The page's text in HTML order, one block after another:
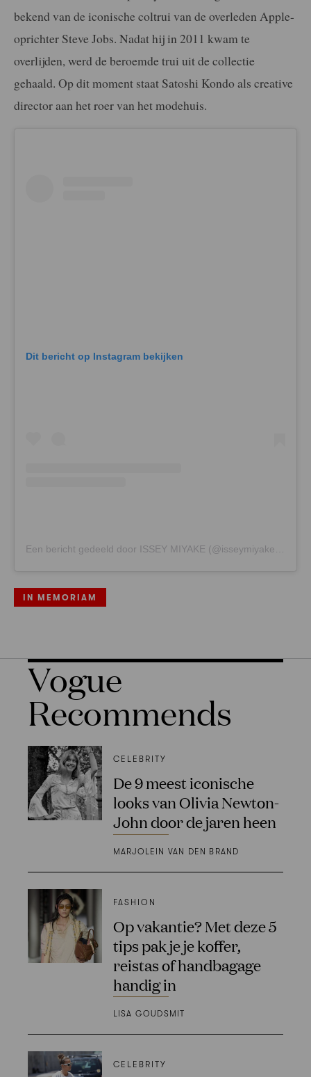
bekend van de iconische coltrui van de overleden Apple-
oprichter Steve Jobs. Nadat hij in 2011 kwam te
overlijden, werd de beroemde trui uit de collectie
gehaald. Op dit moment staat Satoshi Kondo als creative
director aan het roer van het modehuis.
Dit bericht op Instagram bekijken
Een bericht gedeeld door ISSEY MIYAKE (@isseymiyakeofficial)
IN MEMORIAM
Vogue
Recommends
CELEBRITY
De 9 meest iconische
looks van Olivia Newton-
John door de jaren heen
MARJOLEIN VAN DEN BRAND
FASHION
Op vakantie? Met deze 5
tips pak je je koffer,
reistas of handbagage
handig in
LISA GOUDSMIT
CELEBRITY